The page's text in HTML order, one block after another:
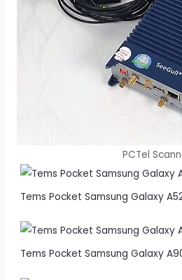
PCTel
Tems Pocket Samsung Galaxy
Tems Pocket Samsung Galaxy